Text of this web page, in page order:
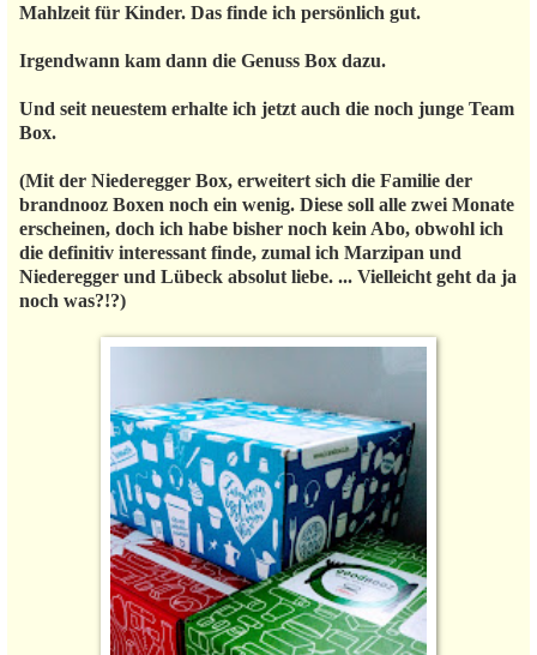
Mahlzeit für Kinder. Das finde ich persönlich gut.
Irgendwann kam dann die Genuss Box dazu.
Und seit neuestem erhalte ich jetzt auch die noch junge Team
Box.
(Mit der Niederegger Box, erweitert sich die Familie der
brandnooz Boxen noch ein wenig. Diese soll alle zwei Monate
erscheinen, doch ich habe bisher noch kein Abo, obwohl ich
die definitiv interessant finde, zumal ich Marzipan und
Niederegger und Lübeck absolut liebe. ... Vielleicht geht da ja
noch was?!?)